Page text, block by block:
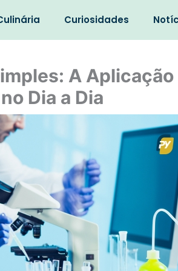
Curiosidades
A
Dia a Dia